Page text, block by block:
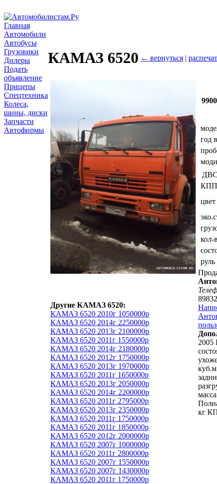
Главная
Автомобили
Автобусы
Грузовики
Дилеры
Подать
объявление
Прицепы
Спецтехника
Колеса,
шины, диски
Запчасти
Автофирмы
КАМАЗ 6520 ← вернуться |
Другие КАМАЗ 6520:
КАМАЗ 6520 2010г 1050000р
КАМАЗ 6520 2014г 2250000р
КАМАЗ 6520 2013г 2100000р
КАМАЗ 6520 2011г 1550000р
КАМАЗ 6520 2014г 2180000р
КАМАЗ 6520 2012г 1750000р
КАМАЗ 6520 2013г 1970000р
КАМАЗ 6520 2011г 1650000р
КАМАЗ 6520 2013г 2050000р
КАМАЗ 6520 2014г 2200000р
КАМАЗ 6520 2011г 2795000р
КАМАЗ 6520 2013г 2350000р
КАМАЗ 6520 2011г 1750000р
КАМАЗ 6520 2011г 1850000р
КАМАЗ 6520 2012г 2000000р
КАМАЗ 6520 2007г 1000000р
КАМАЗ 6520 2011г 2800000р
КАМАЗ 6520 2007г 1550000р
КАМАЗ 6520 2007г 1430000р
КАМАЗ 6520 2011г 1750000р
год
КПП
цвет
кол-
руль
2005
кг